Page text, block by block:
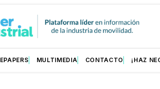
MULTIMEDIA CONTACTO ¡HAZ